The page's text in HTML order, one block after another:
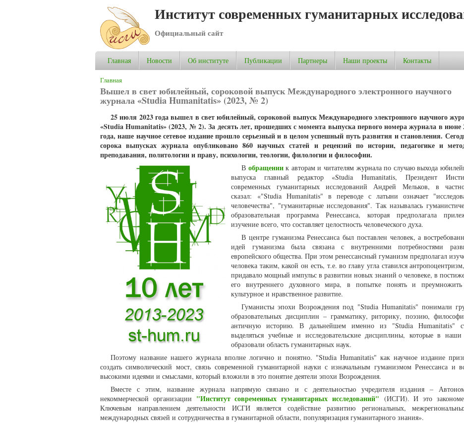
Институт современных гуманитарных
Официальный сайт
Главная Новости Об институте Публикации Партнеры Наши проекты Контакты
Вы здесь
Главная
Вышел в свет юбилейный, сороковой выпуск Международного электронного научного
журнала «Studia Humanitatis» (2023, № 2)
25 июля 2023 года вышел в свет юбилейный, сороковой выпуск Международного электронного научного
«Studia Humanitatis» (2023, № 2). За десять лет, прошедших с момента выпуска первого номера журнала в июне
года, наше научное сетевое издание прошло серьезный и в целом успешный путь развития и становления.
сорока выпусках журнала опубликовано 860 научных статей и рецензий по истории, педагогике и
преподавания, политологии и праву, психологии, теологии, филологии и философии.
В обращениик авторам и читателям журнала по случаю выхода
выпуска главный редактор «Studia Humanitatis, Президент
современных гуманитарных исследований Андрей Мельков, в
сказал: «"Studia Humanitatis" в переводе с латыни означает
человечества", "гуманитарные исследования". Так называлась
образовательная программа Ренессанса, которая предполагала
изучение всего, что составляет целостность человеческого духа.
В центре гуманизма Ренессанса был поставлен человек, а
идей гуманизма была связана с внутренними потребностями
европейского общества. При этом ренессансный гуманизм предполагал
человека таким, какой он есть, т.е. во главу угла ставился
придавало мощный импульс в развитии новых знаний о человеке, в
его внутреннего духовного мира, в попытке понять и
культурное и нравственное развитие.
Гуманисты эпохи Возрождения под "Studia Humanitatis" понимали
образовательных дисциплин – грамматику, риторику, поэзию,
античную историю. В дальнейшем именно из "Studia Humanitatis"
выделяться учебные и исследовательские дисциплины, которые в
образовали область гуманитарных наук.
Поэтому название нашего журнала вполне логично и понятно. "Studia Humanitatis" как научное издание
создать символический мост, связь современной гуманитарной науки с изначальным гуманизмом Ренессанса и
высокими идеями и смыслами, который вложили в это понятие деятели эпохи Возрождения.
Вместе с этим, название журнала напрямую связано и с деятельностью учредителя издания –
некоммерческой организации "Институт современных гуманитарных исследований" (ИСГИ). И это
Ключевым направлением деятельности ИСГИ является содействие развитию региональных,
международных связей и сотрудничества в гуманитарной области, популяризация гуманитарного знания».